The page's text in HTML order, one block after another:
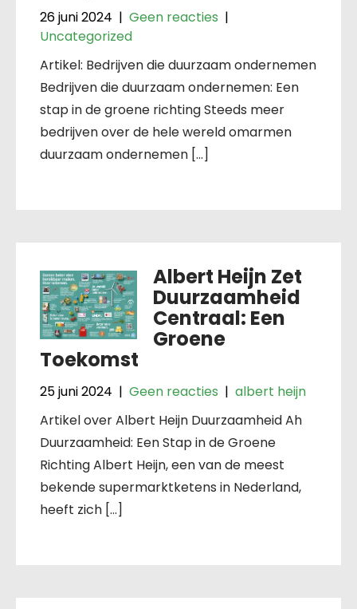
26 juni 2024 | Geen reacties |
Uncategorized
Artikel: Bedrijven die duurzaam ondernemen
Bedrijven die duurzaam ondernemen: Een
stap in de groene richting Steeds meer
bedrijven over de hele wereld omarmen
duurzaam ondernemen […]
Albert Heijn Zet
Duurzaamheid
Centraal: Een
Groene
Toekomst
25 juni 2024 | Geen reacties | albert heijn
Artikel over Albert Heijn Duurzaamheid Ah
Duurzaamheid: Een Stap in de Groene
Richting Albert Heijn, een van de meest
bekende supermarktketens in Nederland,
heeft zich […]